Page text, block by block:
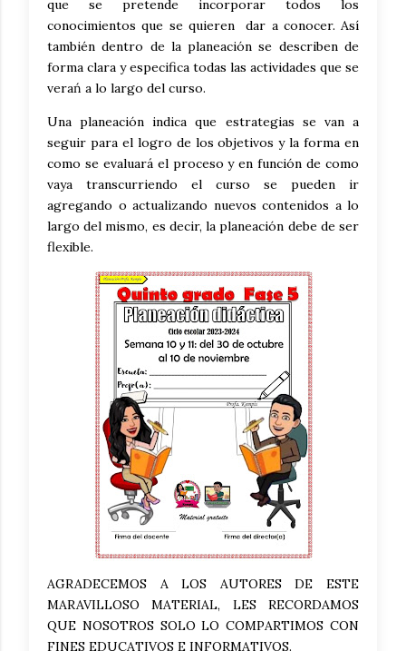
que se pretende incorporar todos los
conocimientos que se quieren dar a conocer. Así
también dentro de la planeación se describen de
forma clara y especifica todas las actividades que se
verań a lo largo del curso.
Una planeación indica que estrategias se van a
seguir para el logro de los objetivos y la forma en
como se evaluará el proceso y en función de como
vaya transcurriendo el curso se pueden ir
agregando o actualizando nuevos contenidos a lo
largo del mismo, es decir, la planeación debe de ser
flexible.
AGRADECEMOS A LOS AUTORES DE ESTE
MARAVILLOSO MATERIAL, LES RECORDAMOS
QUE NOSOTROS SOLO LO COMPARTIMOS CON
FINES EDUCATIVOS E INFORMATIVOS.